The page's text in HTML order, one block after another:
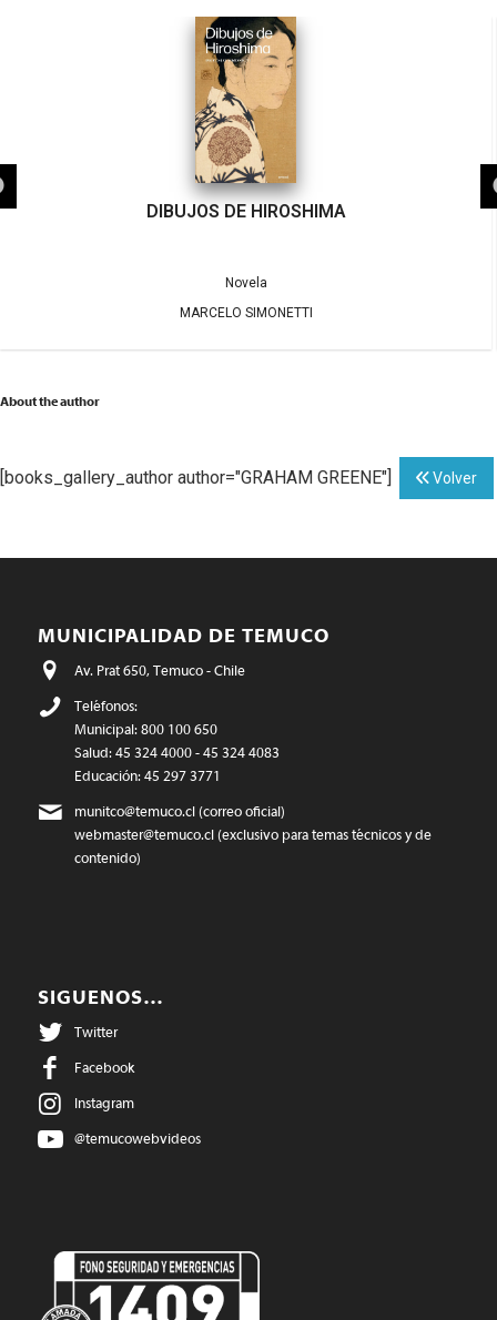
DIBUJOS DE HIROSHIMA
Novela
MARCELO SIMONETTI
About the author
[books_gallery_author author="GRAHAM GREENE"] Volver
MUNICIPALIDAD DE TEMUCO
Av. Prat 650, Temuco - Chile
Teléfonos:
Municipal: 800 100 650
Salud: 45 324 4000 - 45 324 4083
Educación: 45 297 3771
munitco@temuco.cl(correo oficial)
webmaster@temuco.cl(exclusivo para temas técnicos y de
contenido)
SIGUENOS…
Twitter
Facebook
Instagram
@temucowebvideos